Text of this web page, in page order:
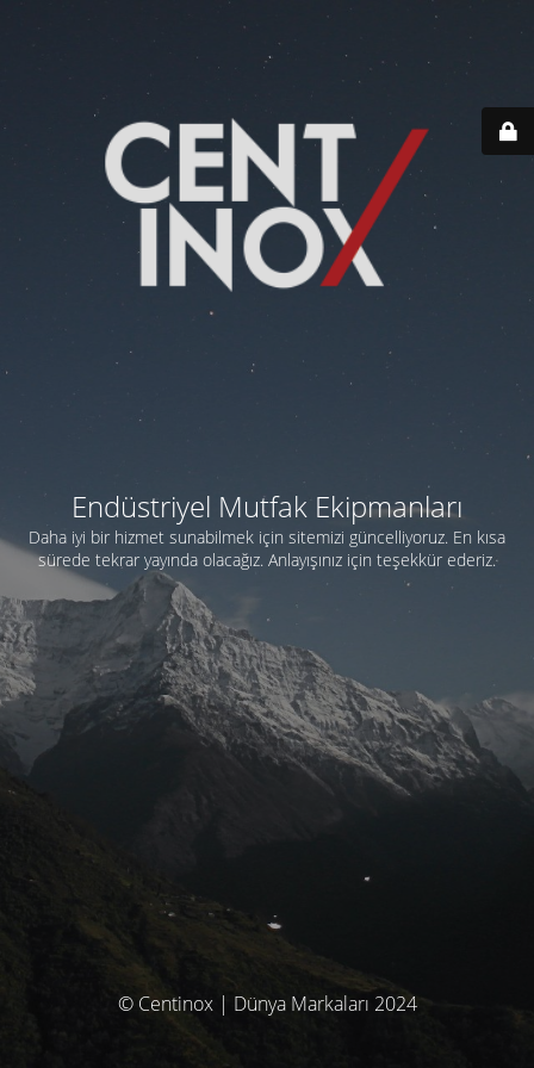
Endüstriyel Mutfak Ekipmanları
Daha iyi bir hizmet sunabilmek için sitemizi güncelliyoruz. En kısa
sürede tekrar yayında olacağız. Anlayışınız için teşekkür ederiz.
© Centinox | Dünya Markaları 2024